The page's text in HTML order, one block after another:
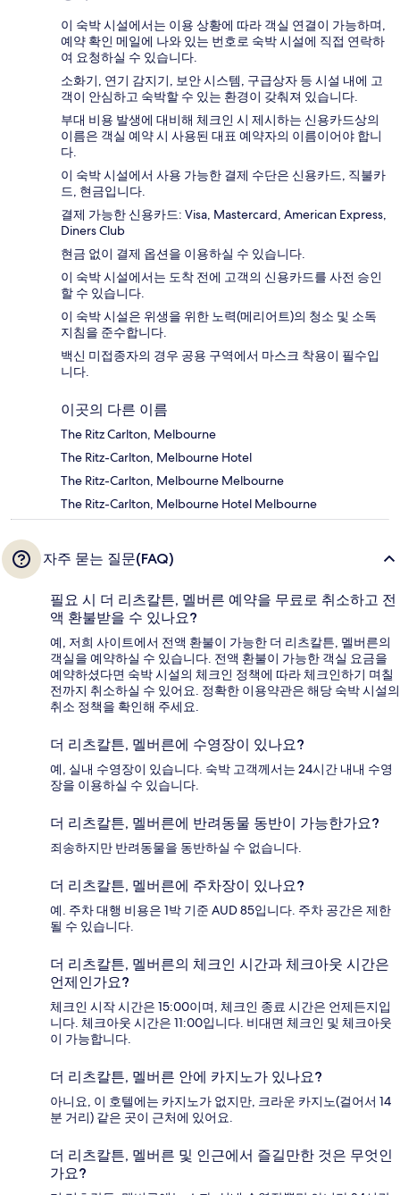
이 숙박 시설에서는 이용 상황에 따라 객실 연결이 가능하며,
예약 확인 메일에 나와 있는 번호로 숙박 시설에 직접 연락하
여 요청하실 수 있습니다.
소화기, 연기 감지기, 보안 시스템, 구급상자 등 시설 내에 고
객이 안심하고 숙박할 수 있는 환경이 갖춰져 있습니다.
부대 비용 발생에 대비해 체크인 시 제시하는 신용카드상의
이름은 객실 예약 시 사용된 대표 예약자의 이름이어야 합니
다.
이 숙박 시설에서 사용 가능한 결제 수단은 신용카드, 직불카
드, 현금입니다.
결제 가능한 신용카드: Visa, Mastercard, American Express,
Diners Club
현금 없이 결제 옵션을 이용하실 수 있습니다.
이 숙박 시설에서는 도착 전에 고객의 신용카드를 사전 승인
할 수 있습니다.
이 숙박 시설은 위생을 위한 노력(메리어트)의 청소 및 소독
지침을 준수합니다.
백신 미접종자의 경우 공용 구역에서 마스크 착용이 필수입
니다.
이곳의 다른 이름
The Ritz Carlton, Melbourne
The Ritz-Carlton, Melbourne Hotel
The Ritz-Carlton, Melbourne Melbourne
The Ritz-Carlton, Melbourne Hotel Melbourne
자주 묻는 질문(FAQ)
필요 시 더 리츠칼튼, 멜버른 예약을 무료로 취소하고 전
액 환불받을 수 있나요?
예, 저희 사이트에서 전액 환불이 가능한 더 리츠칼튼, 멜버른의
객실을 예약하실 수 있습니다. 전액 환불이 가능한 객실 요금을
예약하셨다면 숙박 시설의 체크인 정책에 따라 체크인하기 며칠
전까지 취소하실 수 있어요. 정확한 이용약관은 해당 숙박 시설의
취소 정책을 확인해 주세요.
더 리츠칼튼, 멜버른에 수영장이 있나요?
예, 실내 수영장이 있습니다. 숙박 고객께서는 24시간 내내 수영
장을 이용하실 수 있습니다.
더 리츠칼튼, 멜버른에 반려동물 동반이 가능한가요?
죄송하지만 반려동물을 동반하실 수 없습니다.
더 리츠칼튼, 멜버른에 주차장이 있나요?
예. 주차 대행 비용은 1박 기준 AUD 85입니다. 주차 공간은 제한
될 수 있습니다.
더 리츠칼튼, 멜버른의 체크인 시간과 체크아웃 시간은
언제인가요?
체크인 시작 시간은 15:00이며, 체크인 종료 시간은 언제든지입
니다. 체크아웃 시간은 11:00입니다. 비대면 체크인 및 체크아웃
이 가능합니다.
더 리츠칼튼, 멜버른 안에 카지노가 있나요?
아니요, 이 호텔에는 카지노가 없지만, 크라운 카지노(걸어서 14
분 거리) 같은 곳이 근처에 있어요.
더 리츠칼튼, 멜버른 및 인근에서 즐길만한 것은 무엇인
가요?